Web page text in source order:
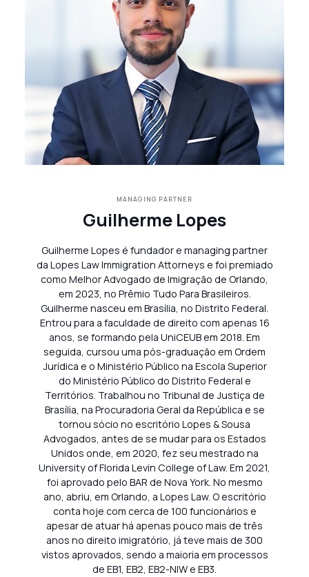
MANAGING PARTNER
Guilherme Lopes
Guilherme Lopes é fundador e managing partner
da Lopes Law Immigration Attorneys e foi premiado
como Melhor Advogado de Imigração de Orlando,
em 2023, no Prêmio Tudo Para Brasileiros.
Guilherme nasceu em Brasília, no Distrito Federal.
Entrou para a faculdade de direito com apenas 16
anos, se formando pela UniCEUB em 2018. Em
seguida, cursou uma pós-graduação em Ordem
Jurídica e o Ministério Público na Escola Superior
do Ministério Público do Distrito Federal e
Territórios. Trabalhou no Tribunal de Justiça de
Brasília, na Procuradoria Geral da República e se
tornou sócio no escritório Lopes & Sousa
Advogados, antes de se mudar para os Estados
Unidos onde, em 2020, fez seu mestrado na
University of Florida Levin College of Law. Em 2021,
foi aprovado pelo BAR de Nova York. No mesmo
ano, abriu, em Orlando, a Lopes Law. O escritório
conta hoje com cerca de 100 funcionários e
apesar de atuar há apenas pouco mais de três
anos no direito imigratório, já teve mais de 300
vistos aprovados, sendo a maioria em processos
de EB1, EB2, EB2-NIW e EB3.